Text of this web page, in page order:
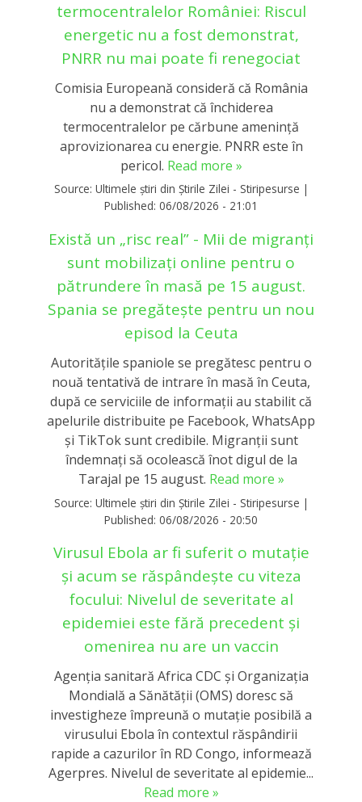
termocentralelor României: Riscul
energetic nu a fost demonstrat,
PNRR nu mai poate fi renegociat
Comisia Europeană consideră că România
nu a demonstrat că închiderea
termocentralelor pe cărbune amenință
aprovizionarea cu energie. PNRR este în
pericol. Read more »
Source: Ultimele știri din Știrile Zilei - Stiripesurse |
Published: 06/08/2026 - 21:01
Există un „risc real” - Mii de migranți
sunt mobilizați online pentru o
pătrundere în masă pe 15 august.
Spania se pregătește pentru un nou
episod la Ceuta
Autoritățile spaniole se pregătesc pentru o
nouă tentativă de intrare în masă în Ceuta,
după ce serviciile de informații au stabilit că
apelurile distribuite pe Facebook, WhatsApp
și TikTok sunt credibile. Migranții sunt
îndemnați să ocolească înot digul de la
Tarajal pe 15 august. Read more »
Source: Ultimele știri din Știrile Zilei - Stiripesurse |
Published: 06/08/2026 - 20:50
Virusul Ebola ar fi suferit o mutație
și acum se răspândește cu viteza
focului: Nivelul de severitate al
epidemiei este fără precedent și
omenirea nu are un vaccin
Agenţia sanitară Africa CDC şi Organizaţia
Mondială a Sănătăţii (OMS) doresc să
investigheze împreună o mutaţie posibilă a
virusului Ebola în contextul răspândirii
rapide a cazurilor în RD Congo, informează
Agerpres. Nivelul de severitate al epidemie...
Read more »